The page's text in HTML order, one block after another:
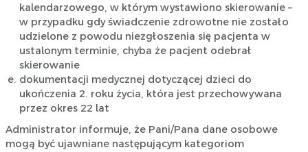
kalendarzowego, w którym wystawiono skierowanie –
w przypadku gdy świadczenie zdrowotne nie zostało
udzielone z powodu niezgłoszenia się pacjenta w
ustalonym terminie, chyba że pacjent odebrał
skierowanie
dokumentacji medycznej dotyczącej dzieci do
ukończenia 2. roku życia, która jest przechowywana
przez okres 22 lat
Administrator informuje, że Pani/Pana dane osobowe
mogą być ujawniane następującym kategoriom